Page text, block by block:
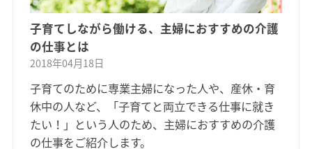
子育てしながら働ける、主婦におすすめの介護
の仕事とは
2018年04月18日
子育てのために専業主婦になった人や、産休・育
休中の人など、「子育てと両立できる仕事に就き
たい！」という人のため、主婦におすすめの介護
の仕事をご紹介します。